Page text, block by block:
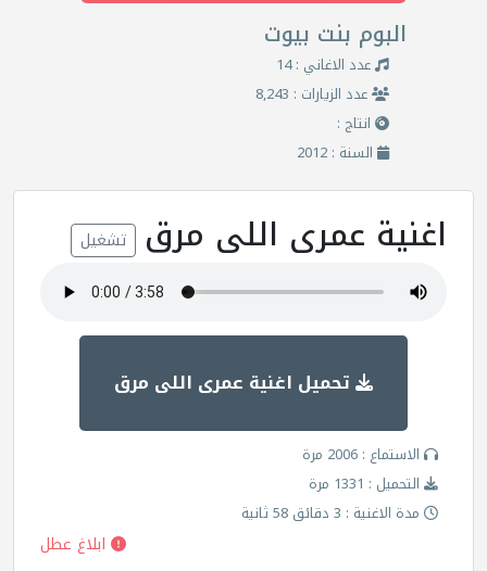
البوم بنت بيوت
عدد الاغاني : 14
عدد الزيارات : 8,243
انتاج :
السنة : 2012
اغنية عمرى اللى مرق تشغيل
تحميل اغنية عمرى اللى مرق
الاستماع : 2006 مرة
التحميل : 1331 مرة
مدة الاغنية : 3 دقائق 58 ثانية
ابلاغ عطل